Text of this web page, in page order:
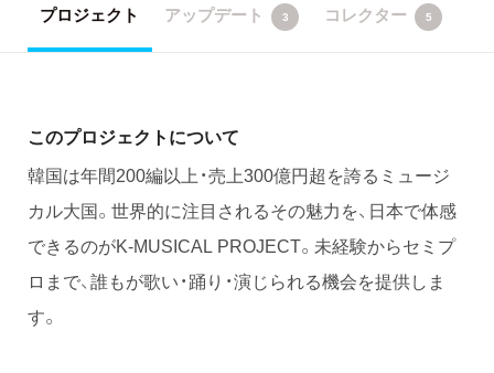
プロジェクト アップデート 3 コレクター 5
このプロジェクトについて
韓国は年間200編以上・売上300億円超を誇るミュージ
カル大国。世界的に注目されるその魅力を、日本で体感
できるのがK-MUSICAL PROJECT。未経験からセミプ
ロまで、誰もが歌い・踊り・演じられる機会を提供しま
す。